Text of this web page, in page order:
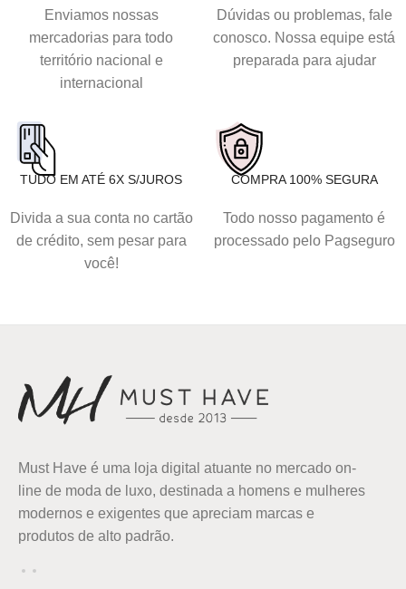
Enviamos nossas
mercadorias para todo
território nacional e
internacional
Dúvidas ou problemas, fale
conosco. Nossa equipe está
preparada para ajudar
TUDO EM ATÉ 6X S/JUROS
Divida a sua conta no cartão
de crédito, sem pesar para
você!
COMPRA 100% SEGURA
Todo nosso pagamento é
processado pelo Pagseguro
Must Have é uma loja digital atuante no mercado on-
line de moda de luxo, destinada a homens e mulheres
modernos e exigentes que apreciam marcas e
produtos de alto padrão.